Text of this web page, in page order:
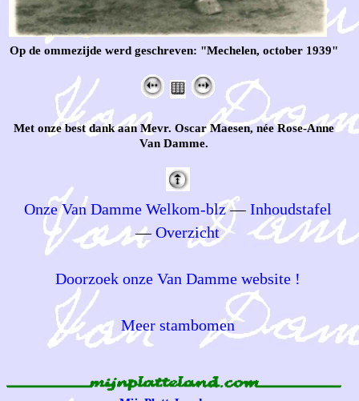
Op de ommezijde werd geschreven: "Mechelen, october 1939"
Met onze best dank aan Mevr. Oscar Maesen, née Rose-Anne
Van Damme.
Onze Van Damme Welkom-blz—Inhoudstafel
—Overzicht
Doorzoek onze Van Damme website !
Meer stambomen